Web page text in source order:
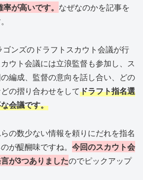
が高いです。 なぜなのかを記事を
ンズのドラフトスカウト会議が行
ウト会議には立浪監督も参加し、ス
編成、監督の意向を話し合い、どの
の摺り合わせをしてドラフト指名選
会議です。
の数少ない情報を頼りにだれを指名
が醍醐味ですね。 今回のスカウト会
が3つありましたのでピックアップ